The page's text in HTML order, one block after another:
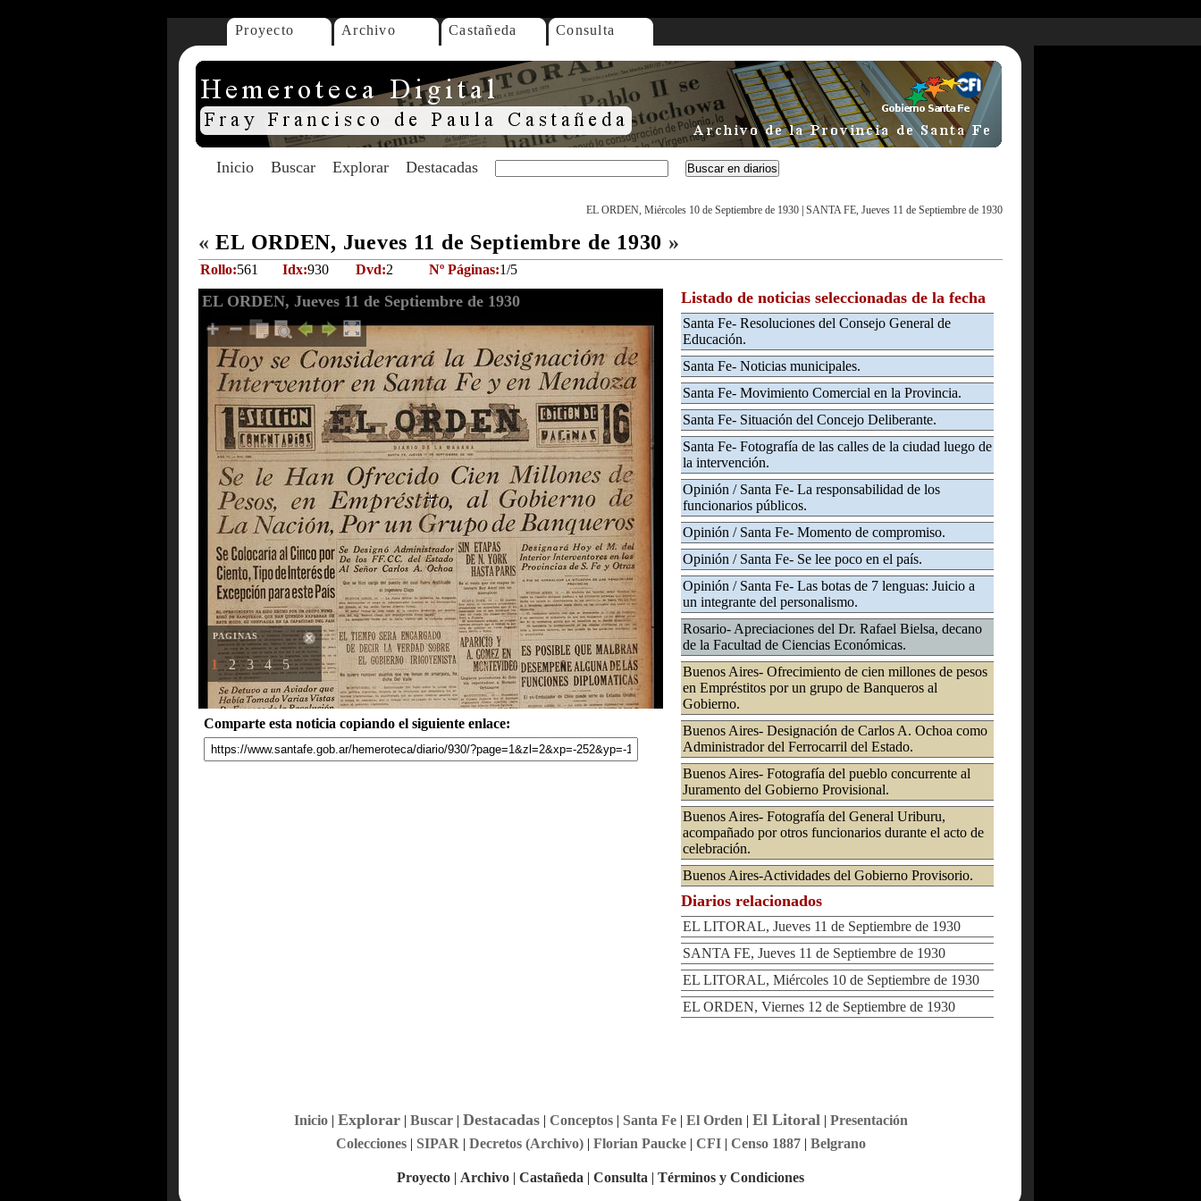
Proyecto Archivo Castañeda Consulta
Inicio Buscar Explorar Destacadas
EL ORDEN, Miércoles 10 de Septiembre de 1930 SANTA FE, Jueves 11 de Septiembre de 1930
« EL ORDEN, Jueves 11 de Septiembre de 1930 »
Rollo:561 Idx:930 Dvd:2 Nº Páginas:1/5
EL ORDEN, Jueves 11 de Septiembre de 1930
PAGINAS
1 2 3 4 5
Comparte esta noticia copiando el siguiente enlace:
Listado de noticias seleccionadas de la fecha
Santa Fe- Resoluciones del Consejo General de
Educación.
Santa Fe- Noticias municipales.
Santa Fe- Movimiento Comercial en la Provincia.
Santa Fe- Situación del Concejo Deliberante.
Santa Fe- Fotografía de las calles de la ciudad luego de
la intervención.
Opinión / Santa Fe- La responsabilidad de los
funcionarios públicos.
Opinión / Santa Fe- Momento de compromiso.
Opinión / Santa Fe- Se lee poco en el país.
Opinión / Santa Fe- Las botas de 7 lenguas: Juicio a
un integrante del personalismo.
Rosario- Apreciaciones del Dr. Rafael Bielsa, decano
de la Facultad de Ciencias Económicas.
Buenos Aires- Ofrecimiento de cien millones de pesos
en Empréstitos por un grupo de Banqueros al
Gobierno.
Buenos Aires- Designación de Carlos A. Ochoa como
Administrador del Ferrocarril del Estado.
Buenos Aires- Fotografía del pueblo concurrente al
Juramento del Gobierno Provisional.
Buenos Aires- Fotografía del General Uriburu,
acompañado por otros funcionarios durante el acto de
celebración.
Buenos Aires-Actividades del Gobierno Provisorio.
Diarios relacionados
EL LITORAL, Jueves 11 de Septiembre de 1930
SANTA FE, Jueves 11 de Septiembre de 1930
EL LITORAL, Miércoles 10 de Septiembre de 1930
EL ORDEN, Viernes 12 de Septiembre de 1930
Inicio| Explorar| Buscar| Destacadas| Conceptos| Santa Fe| El Orden | El Litoral | Presentación
Colecciones| SIPAR | Decretos (Archivo)| Florian Paucke| CFI| Censo 1887| Belgrano
Proyecto | Archivo | Castañeda | Consulta | Términos y Condiciones